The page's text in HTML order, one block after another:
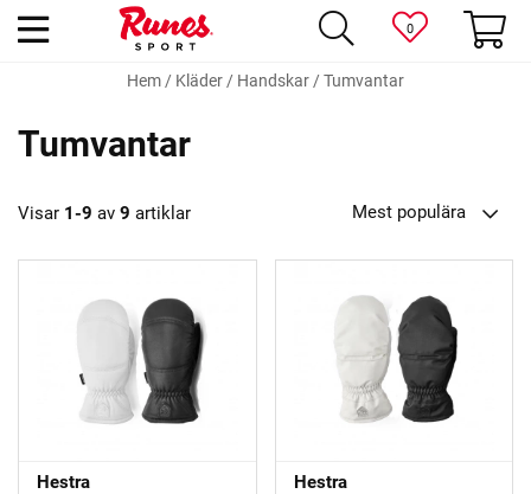
0
Hem/ Kläder/ Handskar/Tumvantar
Tumvantar
Visar 1-9 av 9 artiklar Mest populära
Hestra Hestra